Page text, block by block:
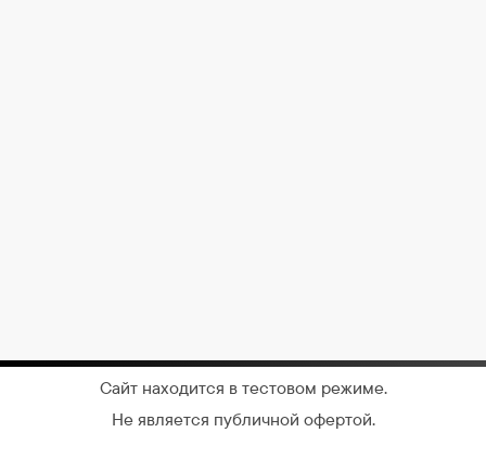
Сайт находится в тестовом режиме.
Не является публичной офертой.